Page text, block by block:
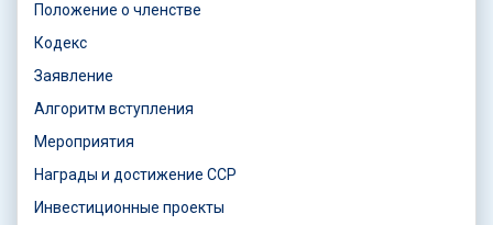
Положение о членстве
Кодекс
Заявление
Алгоритм вступления
Мероприятия
Награды и достижение ССР
Инвестиционные проекты